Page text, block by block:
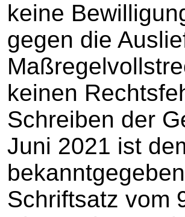
keine
gegen die
keinen
Schreiben der
Juni 2021 ist
Schriftsatz vom